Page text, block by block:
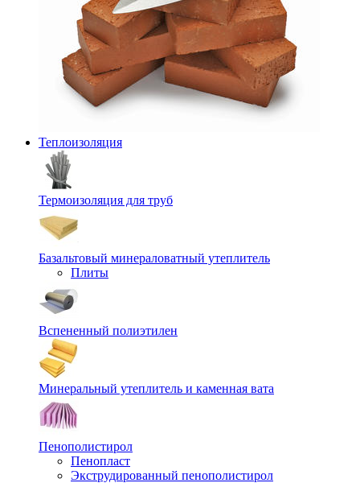
Теплоизоляция
Термоизоляция для труб
Базальтовый минераловатный утеплитель
Плиты
Вспененный полиэтилен
Минеральный утеплитель и каменная вата
Пенополистирол
Пенопласт
Экструдированный пенополистирол